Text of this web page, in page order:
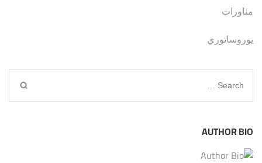
مناورات
يوروساتوري
Search
for:
AUTHOR BIO